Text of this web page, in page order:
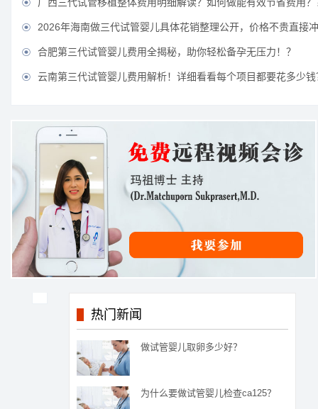

 2026年海南做三代试管婴儿具体花销整理公开，价格不贵直接
 合肥第三代试管婴儿费用全揭秘，助你轻松备孕无压力！？
 云南第三代试管婴儿费用解析！详细看看每个项目都要花多少钱
热门新闻
做试管婴儿取卵多少好？
为什么要做试管婴儿检查ca125？